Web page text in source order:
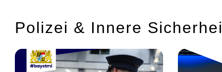
Polizei & Innere